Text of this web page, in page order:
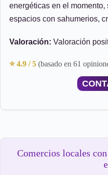
energéticas en el
espacios con sahumerios,
Valoración: Valoración
⭐ 4.9 / 5 (basado en 61
Comercios locales